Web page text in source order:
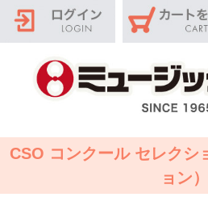
CSO コンクール セレクシ
ョン）